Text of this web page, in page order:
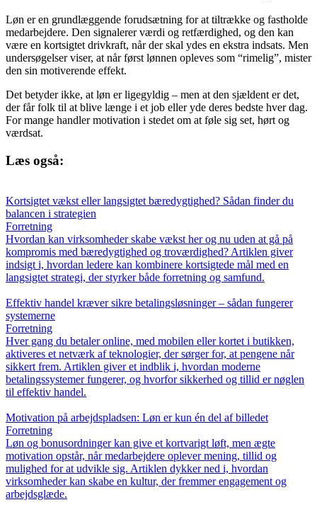
Løn er en grundlæggende forudsætning for at tiltrække og fastholde
medarbejdere. Den signalerer værdi og retfærdighed, og den kan
være en kortsigtet drivkraft, når der skal ydes en ekstra indsats. Men
undersøgelser viser, at når først lønnen opleves som “rimelig”, mister
den sin motiverende effekt.
Det betyder ikke, at løn er ligegyldig – men at den sjældent er det,
der får folk til at blive længe i et job eller yde deres bedste hver dag.
For mange handler motivation i stedet om at føle sig set, hørt og
værdsat.
Læs også:
Kortsigtet vækst eller langsigtet bæredygtighed? Sådan finder du
balancen i strategien
Forretning
Hvordan kan virksomheder skabe vækst her og nu uden at gå på
kompromis med bæredygtighed og troværdighed? Artiklen giver
indsigt i, hvordan ledere kan kombinere kortsigtede mål med en
langsigtet strategi, der styrker både forretning og samfund.
Effektiv handel kræver sikre betalingsløsninger – sådan fungerer
systemerne
Forretning
Hver gang du betaler online, med mobilen eller kortet i butikken,
aktiveres et netværk af teknologier, der sørger for, at pengene når
sikkert frem. Artiklen giver et indblik i, hvordan moderne
betalingssystemer fungerer, og hvorfor sikkerhed og tillid er nøglen
til effektiv handel.
Motivation på arbejdspladsen: Løn er kun én del af billedet
Forretning
Løn og bonusordninger kan give et kortvarigt løft, men ægte
motivation opstår, når medarbejdere oplever mening, tillid og
mulighed for at udvikle sig. Artiklen dykker ned i, hvordan
virksomheder kan skabe en kultur, der fremmer engagement og
arbejdsglæde.